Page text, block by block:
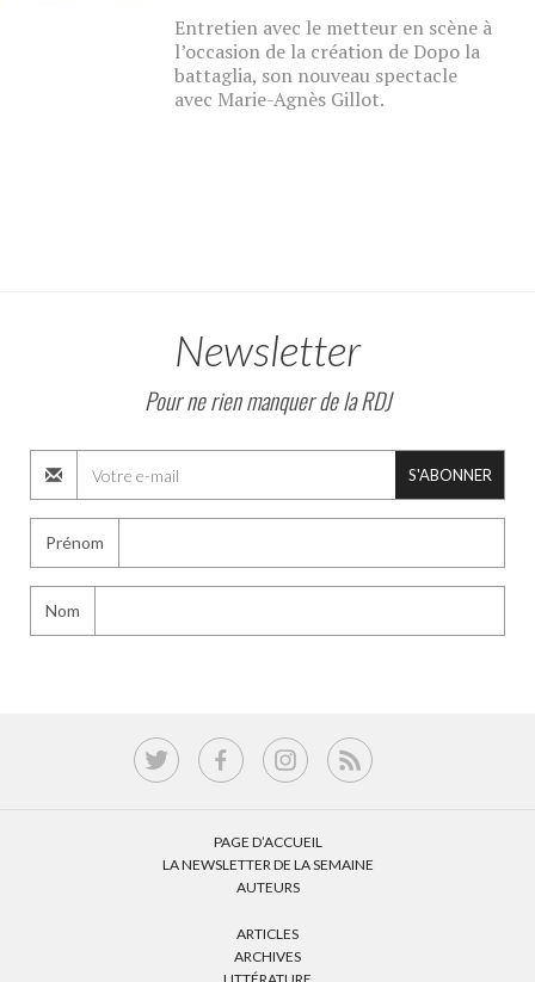
Entretien avec le metteur en scène à
l’occasion de la création de Dopo la
battaglia, son nouveau spectacle
avec Marie-Agnès Gillot.
Newsletter
Pour ne rien manquer de la RDJ
S'ABONNER
Prénom
Nom
PAGE D’ACCUEIL
LA NEWSLETTER DE LA SEMAINE
AUTEURS
ARTICLES
ARCHIVES